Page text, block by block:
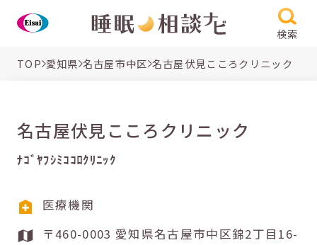
検索
TOP 愛知県 名古屋市中区 名古屋伏見こころクリニック
名古屋伏見こころクリニック
ﾅｺﾞﾔﾌｼﾐｺｺﾛｸﾘﾆｯｸ
医療機関
〒460-0003 愛知県名古屋市中区錦2丁目16-